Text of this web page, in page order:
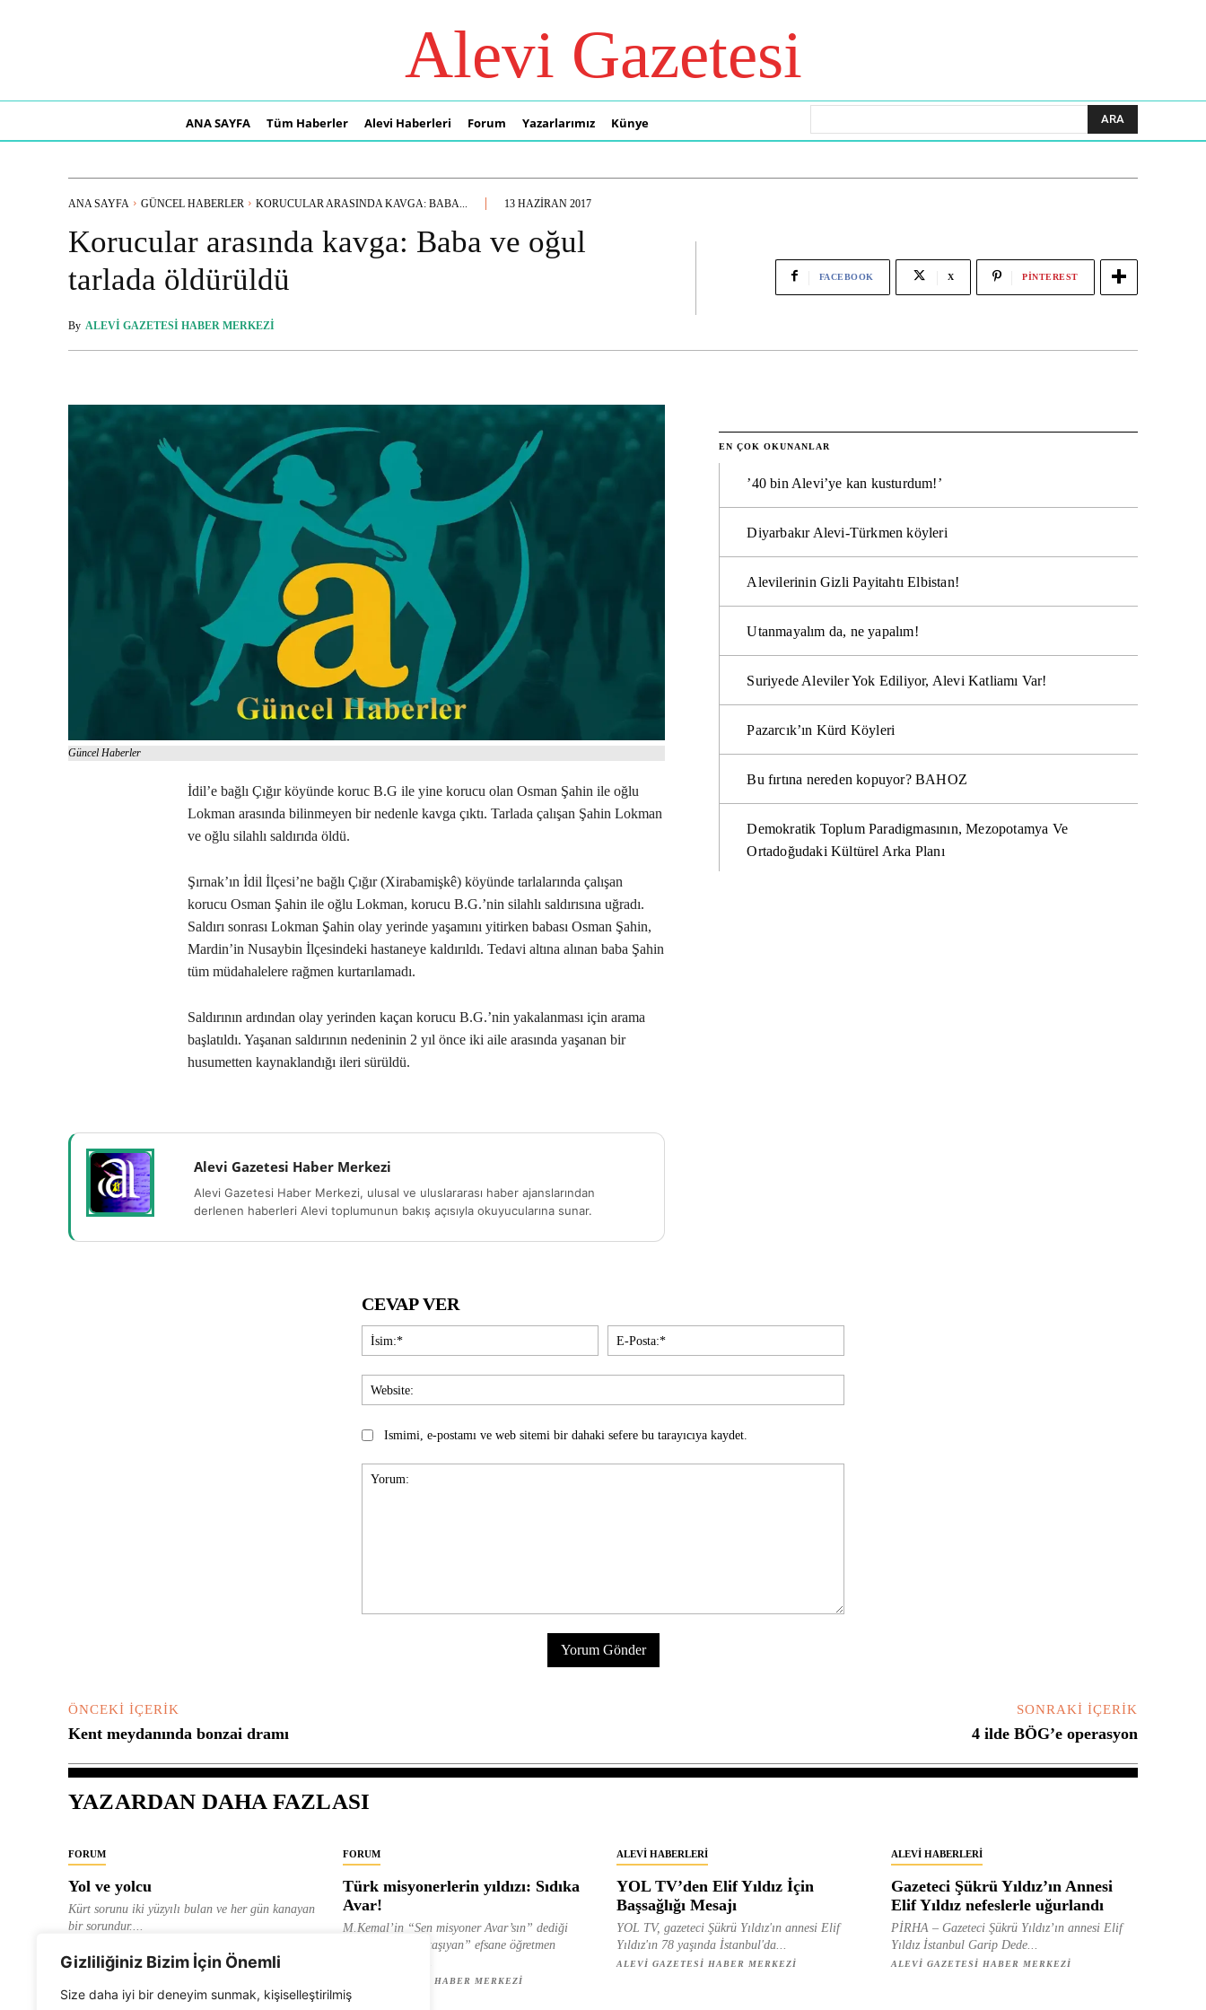
Gizliliğiniz Bizim İçin Önemli
Size daha iyi bir deneyim sunmak, kişiselleştirilmiş
Alevi Gazetesi
ANA SAYFA Tüm Haberler Alevi Haberleri Forum Yazarlarımız Künye ARA
ANA SAYFA GÜNCEL HABERLER KORUCULAR ARASINDA KAVGA: BABA... 13 HAZIRAN 2017
Korucular arasında kavga: Baba ve oğul
tarlada öldürüldü
By ALEVI GAZETESI HABER MERKEZI
FACEBOOK X PINTEREST
Güncel Haberler
İdil’e bağlı Çığır köyünde koruc B.G ile yine korucu olan Osman Şahin ile oğlu
Lokman arasında bilinmeyen bir nedenle kavga çıktı. Tarlada çalışan Şahin Lokman
ve oğlu silahlı saldırıda öldü.
Şırnak’ın İdil İlçesi’ne bağlı Çığır (Xirabamişkê) köyünde tarlalarında çalışan
korucu Osman Şahin ile oğlu Lokman, korucu B.G.’nin silahlı saldırısına uğradı.
Saldırı sonrası Lokman Şahin olay yerinde yaşamını yitirken babası Osman Şahin,
Mardin’in Nusaybin İlçesindeki hastaneye kaldırıldı. Tedavi altına alınan baba Şahin
tüm müdahalelere rağmen kurtarılamadı.
Saldırının ardından olay yerinden kaçan korucu B.G.’nin yakalanması için arama
başlatıldı. Yaşanan saldırının nedeninin 2 yıl önce iki aile arasında yaşanan bir
husumetten kaynaklandığı ileri sürüldü.
Alevi Gazetesi Haber Merkezi
Alevi Gazetesi Haber Merkezi, ulusal ve uluslararası haber ajanslarından
derlenen haberleri Alevi toplumunun bakış açısıyla okuyucularına sunar.
EN ÇOK OKUNANLAR
’40 bin Alevi’ye kan kusturdum!’
Diyarbakır Alevi-Türkmen köyleri
Alevilerinin Gizli Payitahtı Elbistan!
Utanmayalım da, ne yapalım!
Suriyede Aleviler Yok Ediliyor, Alevi Katliamı Var!
Pazarcık’ın Kürd Köyleri
Bu fırtına nereden kopuyor? BAHOZ
Demokratik Toplum Paradigmasının, Mezopotamya Ve
Ortadoğudaki Kültürel Arka Planı
CEVAP VER
İsim:*
Posta:*
Ismimi, e-postamı ve web sitemi bir dahaki sefere bu tarayıcıya kaydet.
ÖNCEKI İÇERIK
Kent meydanında bonzai dramı
SONRAKI İÇERIK
4 ilde BÖG’e operasyon
YAZARDAN DAHA FAZLASI
FORUM
Yol ve yolcu
Kürt sorunu iki yüzyılı bulan ve her gün kanayan
bir sorundur....
FORUM
Türk misyonerlerin yıldızı: Sıdıka
Avar!
M.Kemal’in “Sen misyoner Avar’sın” dediği
ve “dağlara ışık taşıyan” efsane öğretmen
ALEVI GAZETESI HABER MERKEZI
ALEVI HABERLERI
YOL TV’den Elif Yıldız İçin
Başsağlığı Mesajı
YOL TV, gazeteci Şükrü Yıldız'ın annesi Elif
Yıldız'ın 78 yaşında İstanbul'da...
ALEVI GAZETESI HABER MERKEZI
ALEVI HABERLERI
Gazeteci Şükrü Yıldız’ın Annesi
Elif Yıldız nefeslerle uğurlandı
PİRHA – Gazeteci Şükrü Yıldız’ın annesi Elif
Yıldız İstanbul Garip Dede...
ALEVI GAZETESI HABER MERKEZI